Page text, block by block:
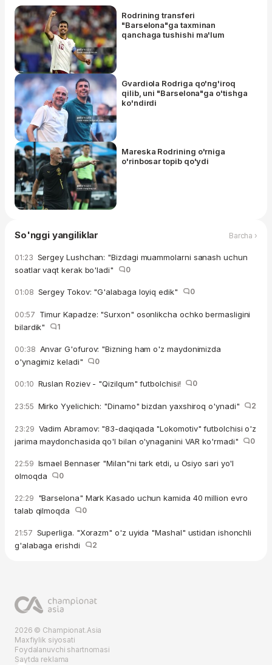
Rodrining transferi
"Barselona"ga taxminan
qanchaga tushishi ma'lum
Gvardiola Rodriga qo'ng'iroq
qilib, uni "Barselona"ga o'tishga
ko'ndirdi
Mareska Rodrining o'rniga
o'rinbosar topib qo'ydi
So'nggi yangiliklar Barcha ›
01:23 Sergey Lushchan: "Bizdagi muammolarni sanash uchun
soatlar vaqt kerak bo'ladi"
0
01:08 Sergey Tokov: "G'alabaga loyiq edik" 0
00:57 Timur Kapadze: "Surxon" osonlikcha ochko bermasligini
bilardik"
1
00:38 Anvar G'ofurov: "Bizning ham o'z maydonimizda
o'ynagimiz keladi"
0
00:10 Ruslan Roziev - "Qizilqum" futbolchisi! 0
23:55 Mirko Yyelichich: "Dinamo" bizdan yaxshiroq o'ynadi" 2
23:29 Vadim Abramov: "83-daqiqada "Lokomotiv" futbolchisi o'z
jarima maydonchasida qo'l bilan o'ynaganini VAR ko'rmadi"
0
22:59 Ismael Bennaser "Milan"ni tark etdi, u Osiyo sari yo'l
olmoqda
0
22:29 "Barselona" Mark Kasado uchun kamida 40 million evro
talab qilmoqda
0
21:57 Superliga. "Xorazm" o'z uyida "Mashal" ustidan ishonchli
g'alabaga erishdi
2
2026 © Championat.Asia
Maxfiylik siyosati
Foydalanuvchi shartnomasi
Saytda reklama